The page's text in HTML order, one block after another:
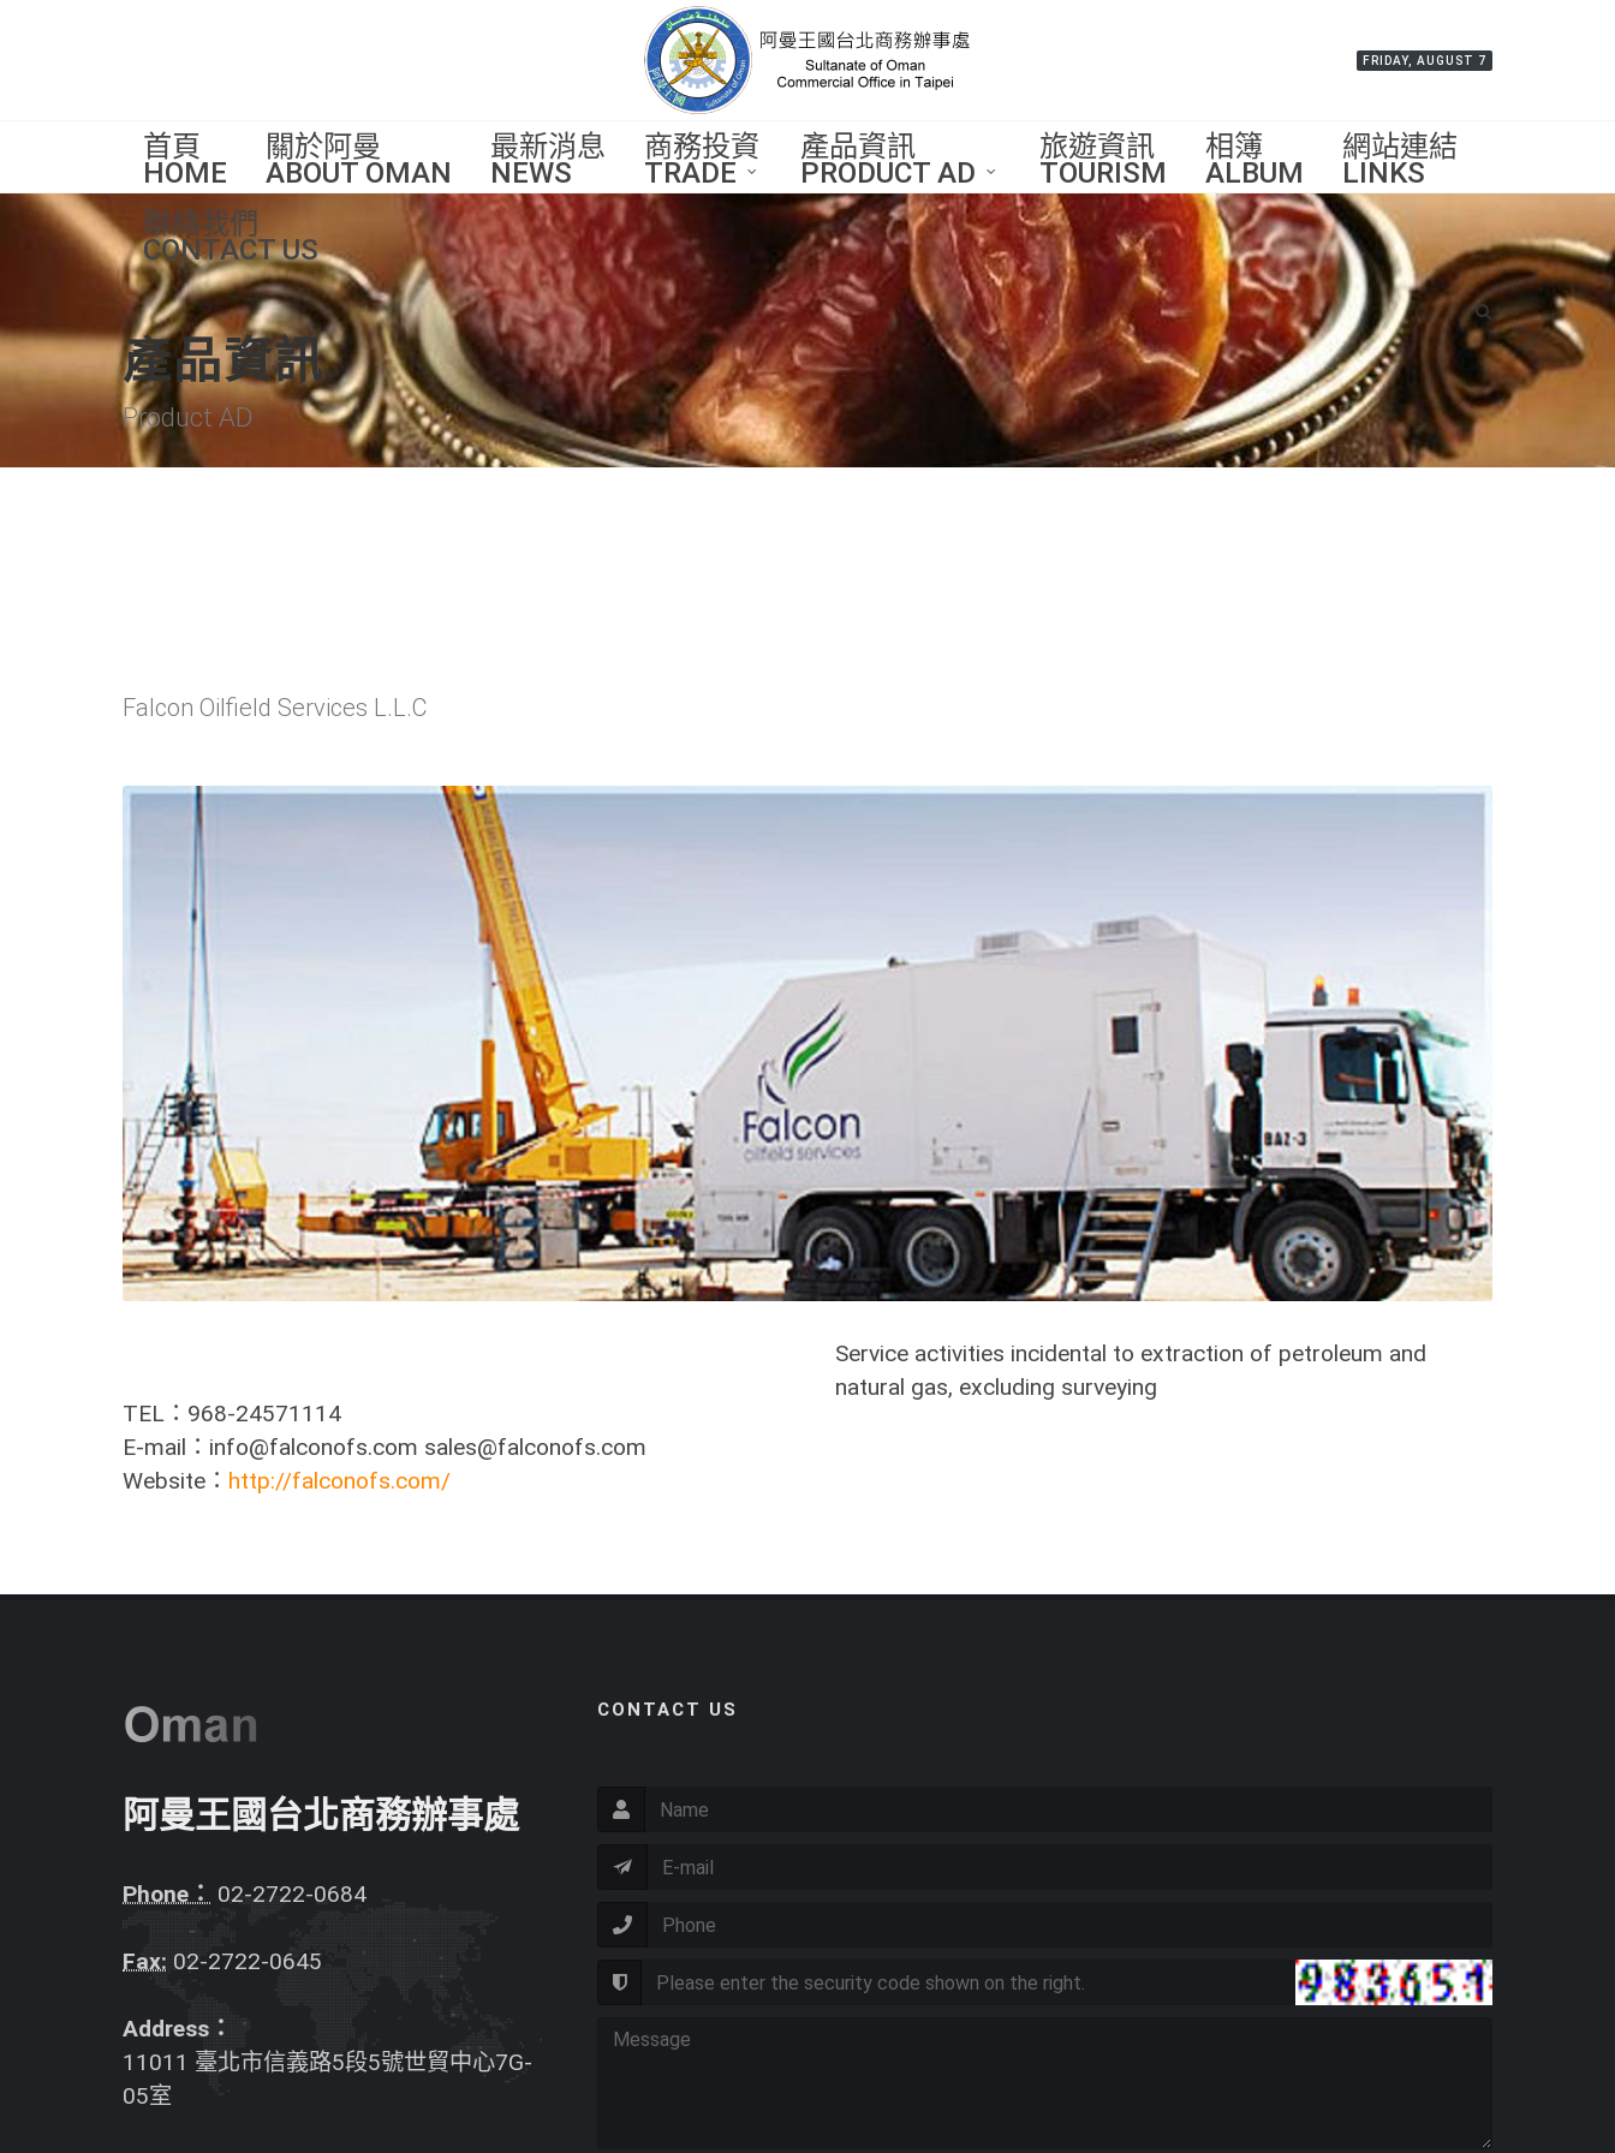
FRIDAY, AUGUST 7
首頁
HOME
關於阿曼
ABOUT OMAN
最新消息
NEWS
商務投資
TRADE
產品資訊
PRODUCT AD
旅遊資訊
TOURISM
相簿
ALBUM
網站連結
LINKS
聯絡我們
CONTACT US
產品資訊
Product AD
Falcon Oilfield Services L.L.C
Service activities incidental to extraction of petroleum and
natural gas, excluding surveying
TEL：968-24571114
E-mail：info@falconofs.com sales@falconofs.com
Website： http://falconofs.com/
阿曼王國台北商務辦事處
Phone： 02-2722-0684
Fax: 02-2722-0645
Address：
11011 臺北市信義路5段5號世貿中心7G-
05室
CONTACT US